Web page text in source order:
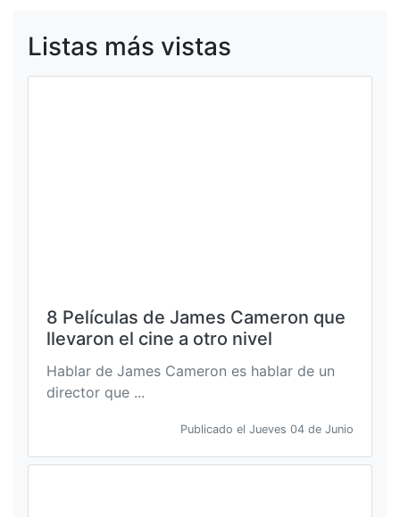
Listas más vistas
8 Películas de James Cameron que
llevaron el cine a otro nivel
Hablar de James Cameron es hablar de un
director que ...
Publicado el Jueves 04 de Junio